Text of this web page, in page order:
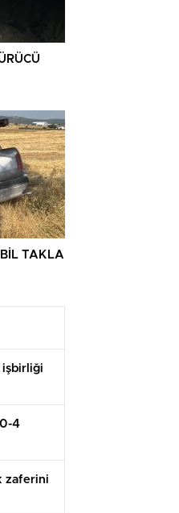
TAKLA
işbirliği
0-4
zaferini